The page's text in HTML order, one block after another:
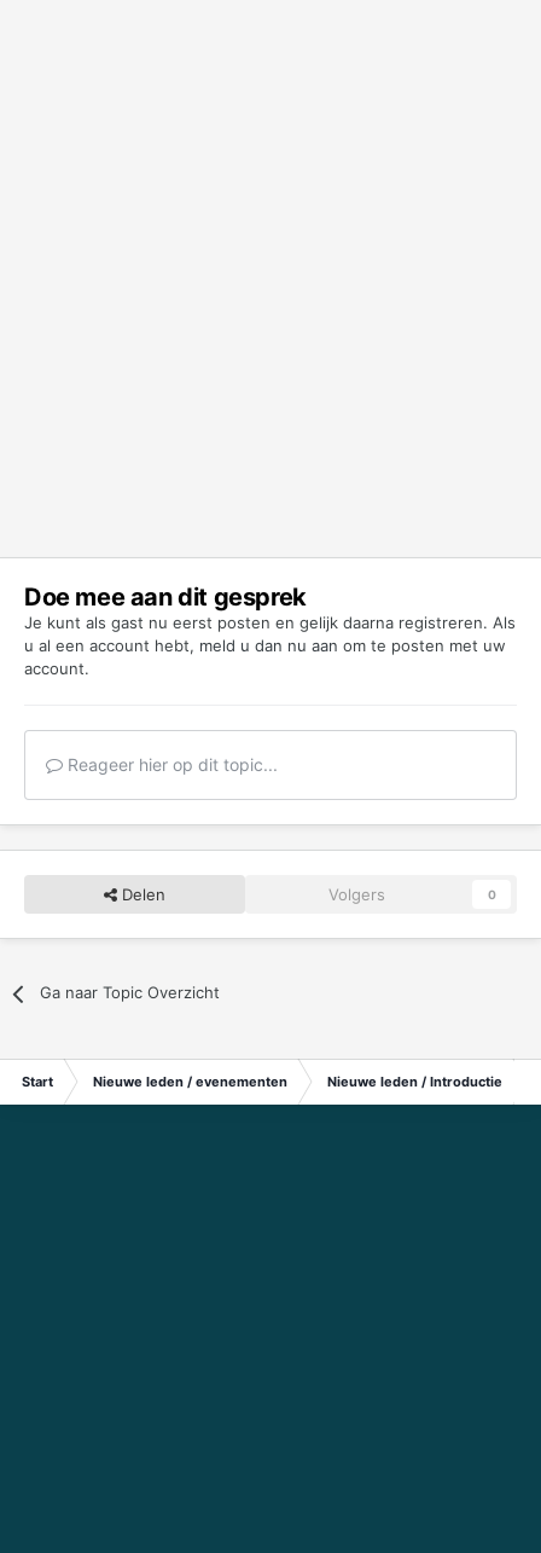
Doe mee aan dit gesprek
Je kunt als gast nu eerst posten en gelijk daarna registreren. Als
u al een account hebt, meld u dan nu aan om te posten met uw
account.
Reageer hier op dit topic...
Delen Volgers 0
Ga naar Topic Overzicht
Start Nieuwe leden / evenementen Nieuwe leden / Introductie